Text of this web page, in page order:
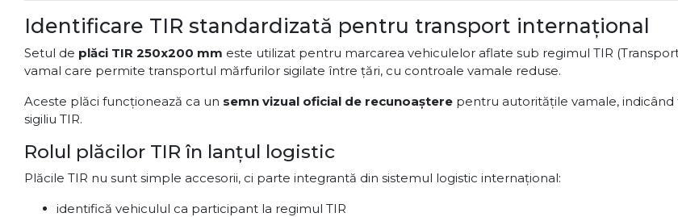
Identificare TIR standardizată pentru transport internațional
Setul de plăci TIR 250x200 mm este utilizat pentru marcarea vehiculelor aflate sub regimul TIR
vamal care permite transportul mărfurilor sigilate între țări, cu controale vamale reduse.
Aceste plăci funcționează ca un semn vizual oficial de recunoaștere pentru autoritățile vamale,
sigiliu TIR.
Rolul plăcilor TIR în lanțul logistic
Plăcile TIR nu sunt simple accesorii, ci parte integrantă din sistemul logistic internațional:
identifică vehiculul ca participant la regimul TIR